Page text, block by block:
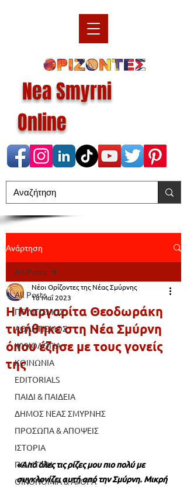
Nea Smyrni
Online
Ανάρτηση
All Posts
ΠΟΛΙΤΙΣΜΟΣ
ΑΘΛΗΤΙΣΜΟΣ
ΨΥΧΟΛΟΓΙΑ
ΚΟΙΝΩΝΙΑ
EDITORIALS
ΠΑΙΔΙ & ΠΑΙΔΕΙΑ
ΔΗΜΟΣ ΝΕΑΣ ΣΜΥΡΝΗΣ
ΠΡΟΣΩΠΑ & ΑΠΟΨΕΙΣ
ΙΣΤΟΡΙΑ
ΠΟΛΙΤΙΚΗ
ΟΙΚΟΝΟΜΙΑ & ΑΓΟΡΑ
All Posts
Η Μαργαρίτα Θεοδωράκη
τιμήθηκε στη Νέα Σμύρνη
όπου έζησε με τους γονείς
της
Νέοι Ορίζοντες της Νέας Σμύρνης
18 Μαΐ 2023
«Από όλες τις ρίζες μου πιο πολύ με
συγκλονίζει αυτή από την Σμύρνη. Μικρή